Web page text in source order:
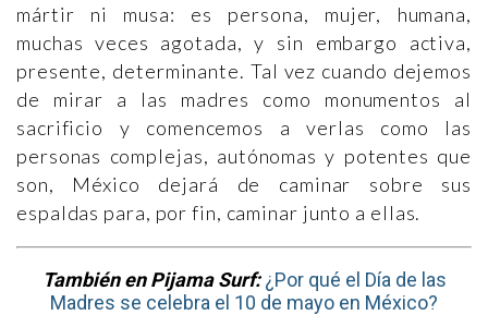
mártir ni musa: es persona, mujer, humana,
muchas veces agotada, y sin embargo activa,
presente, determinante. Tal vez cuando dejemos
de mirar a las madres como monumentos al
sacrificio y comencemos a verlas como las
personas complejas, autónomas y potentes que
son, México dejará de caminar sobre sus
espaldas para, por fin, caminar junto a ellas.
También en Pijama Surf:¿Por qué el Día de las
Madres se celebra el 10 de mayo en México?